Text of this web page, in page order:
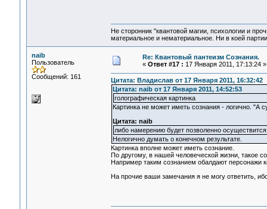
Не сторонник "квантовой магии, психологии и
материальное и нематериальное. Ни в коей
naib
Пользователь
Сообщений: 161
Re: Квантовый пантеизм Сознания.
« Ответ #17 : 17 Января 2011, 17:13:24 »
Цитата: Владислав от 17 Января 2011, 16:32:42
Цитата: naib от 17 Января 2011, 14:52:53
голографическая картинка
Картинка не может иметь сознания - логично. "А
Цитата: naib
либо намерению будет позволенно осуществится
Нелогично думать о конечном результате.
Картинка вполне может иметь сознание.
По другому, в нашей человеческой жизни, такое
Например таким сознанием обалдают персонажи
На прочие ваши замечания я не могу ответить,